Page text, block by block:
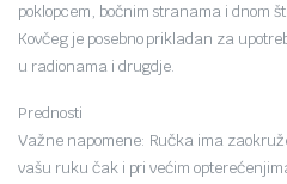
poklopcem, bočnim stranama i dnom
Kovčeg je posebno prikladan za
u radionama i drugdje.
Prednosti
Važne napomene: Ručka ima
vašu ruku čak i pri većim